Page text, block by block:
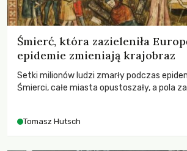
Śmierć, która zazieleniła
epidemie zmieniają krajobraz
Setki milionów ludzi zmarły podczas
Śmierci, całe miasta opustoszały, a pola
największych katastrof w swoich dziejach.
Tomasz Hutsch